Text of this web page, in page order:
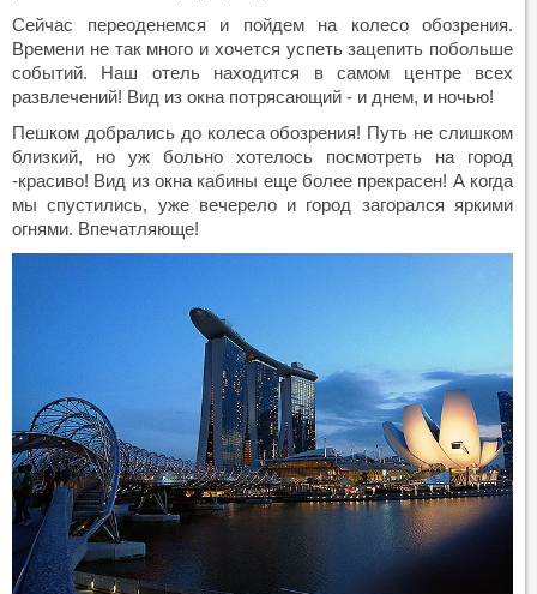
Сейчас переоденемся и пойдем на колесо обозрения.
Времени не так много и хочется успеть зацепить побольше
событий. Наш отель находится в самом центре всех
развлечений! Вид из окна потрясающий - и днем, и ночью!
Пешком добрались до колеса обозрения! Путь не слишком
близкий, но уж больно хотелось посмотреть на город
-красиво! Вид из окна кабины еще более прекрасен! А когда
мы спустились, уже вечерело и город загорался яркими
огнями. Впечатляюще!